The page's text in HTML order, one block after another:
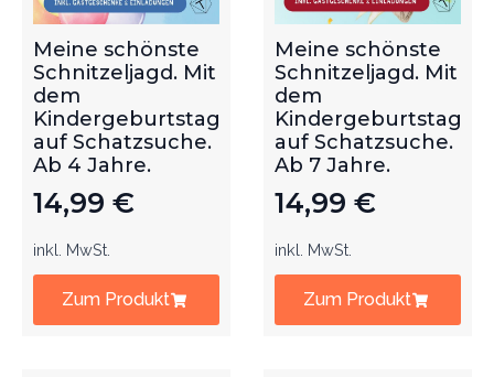
Meine schönste
Schnitzeljagd. Mit
dem
Kindergeburtstag
auf Schatzsuche.
Ab 4 Jahre.
14,99 €
inkl. MwSt.
Zum Produkt
Meine schönste
Schnitzeljagd. Mit
dem
Kindergeburtstag
auf Schatzsuche.
Ab 7 Jahre.
14,99 €
inkl. MwSt.
Zum Produkt